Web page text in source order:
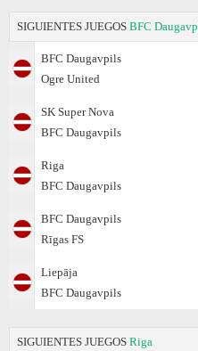
SIGUIENTES JUEGOS BFC
BFC Daugavpils
Ogre United
SK Super Nova
BFC Daugavpils
Riga
BFC Daugavpils
BFC Daugavpils
Rīgas FS
Liepāja
BFC Daugavpils
SIGUIENTES JUEGOS Riga